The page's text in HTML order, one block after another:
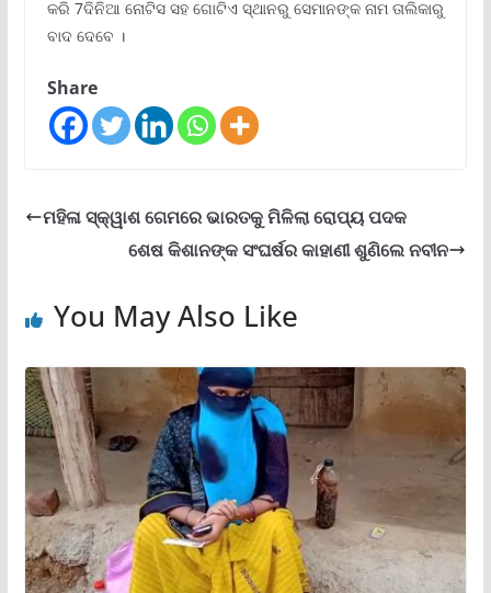
କରି 7ଦିନିଆ ନୋଟିସ ସହ ଗୋଟିଏ ସ୍ଥାନରୁ ସେମାନଙ୍କ ନାମ ତାଲିକାରୁ
ବାଦ ଦେବେ ।
Share
ମହିଳା ସ୍କ୍ୱାଶ ଗେମରେ ଭାରତକୁ ମିଳିଲା ରୋପ୍ୟ ପଦକ
ଶେଷ କିଶାନଙ୍କ ସଂଘର୍ଷର କାହାଣୀ ଶୁଣିଲେ ନବୀନ
You May Also Like